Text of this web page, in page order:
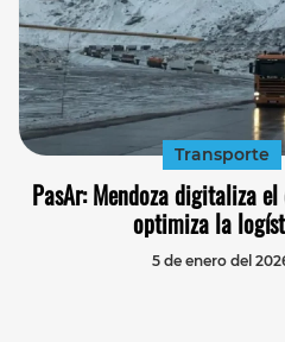
Transporte
PasAr: Mendoza digitaliza
optimiza la
5 de enero del